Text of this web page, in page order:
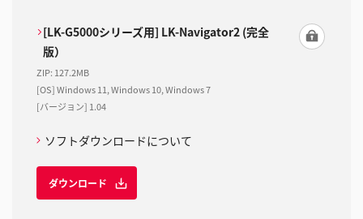
[LK-G5000シリーズ用] LK-Navigator2 (完全
版）
ZIP: 127.2MB
[OS] Windows 11, Windows 10, Windows 7
[バージョン] 1.04
ソフトダウンロードについて
ダウンロード